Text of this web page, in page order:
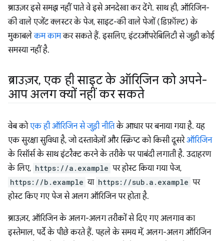
ब्राउज़र इसे समझ नहीं पाते वे इसे अनदेखा कर देंगे. साथ ही, ऑरिजिन-
की वाले एजेंट क्लस्टर के पेज, साइट-की वाले पेजों (डिफ़ॉल्ट) के
मुकाबलेकम कामकर सकते हैं. इसलिए, इंटरऑपरेबिलिटी से जुड़ी कोई
समस्या नहीं है.
ब्राउज़र, एक ही साइट के ऑरिजिन को अपने-
आप अलग क्यों नहीं कर सकते
वेब कोएक ही ऑरिजिन से जुड़ी नीतिके आधार पर बनाया गया है. यह
एक सुरक्षा सुविधा है, जो दस्तावेज़ों और स्क्रिप्ट को किसी दूसरेऑरिजिन
के रिसॉर्स के साथ इंटरैक्ट करने के तरीके पर पाबंदी लगाती है. उदाहरण
के लिए, https://a.example पर होस्ट किया गया पेज,
https://b.example या https://sub.a.example पर
होस्ट किए गए पेज से अलग ऑरिजिन पर होता है.
ब्राउज़र, ऑरिजिन के अलग-अलग तरीकों से दिए गए अलगाव का
इस्तेमाल, पर्दे के पीछे करते हैं. पहले के समय में, अलग-अलग ऑरिजिन